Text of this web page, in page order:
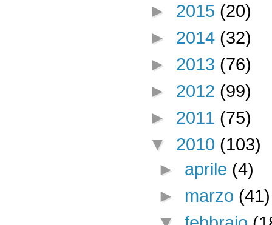
► 2015 (20)
► 2014 (32)
► 2013 (76)
► 2012 (99)
► 2011 (75)
▼ 2010 (103)
► aprile (4)
► marzo (41)